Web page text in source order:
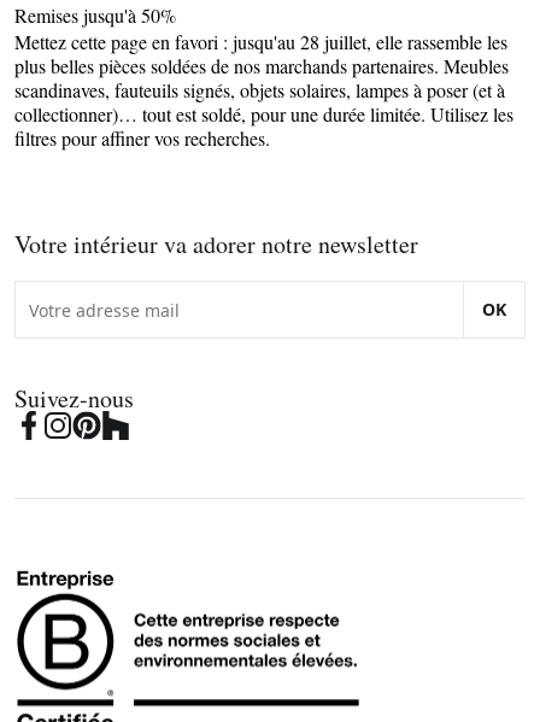
Remises jusqu'à 50%
Mettez cette page en favori : jusqu'au 28 juillet, elle rassemble les
plus belles pièces soldées de nos marchands partenaires. Meubles
scandinaves, fauteuils signés, objets solaires, lampes à poser (et à
collectionner)… tout est soldé, pour une durée limitée. Utilisez les
filtres pour affiner vos recherches.
Votre intérieur va adorer notre newsletter
OK
Suivez-nous